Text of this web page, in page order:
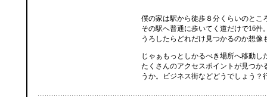
僕の家は駅から徒歩８分くらいのとこ
その駅へ普通に歩いてく道だけで16件
うろしたらどれだけ見つかるのか想像
じゃぁもっとしかるべき場所へ移動し
たくさんのアクセスポイントが見つか
うか。ビジネス街などどうでしょう？